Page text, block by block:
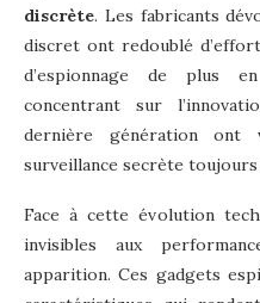
discrète. Les fabricants
discret ont redoublé
d’espionnage de plus
concentrant sur
dernière génération
surveillance secrète toujours
Face à cette évolution
invisibles aux
apparition. Ces gadgets